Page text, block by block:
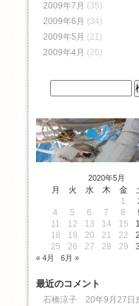
2009年7月 (35)
2009年6月 (34)
2009年5月 (21)
2009年4月 (26)
2020年5月
月 火 水 木 金
1
4
5 6 7 8
11
12 13 14 15
18
19 20 21 22
25
26 27 28 29
« 4月 6月 »
最近のコメント
石橋涼子 20年9月27日